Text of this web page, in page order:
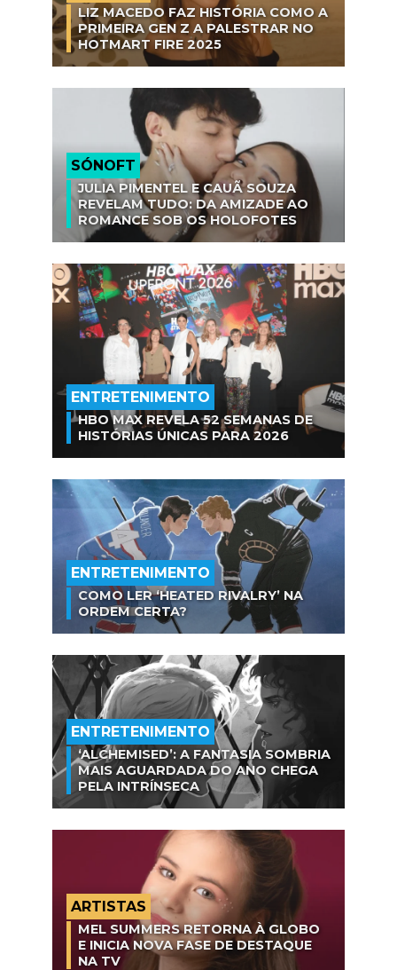
LIZ MACEDO FAZ HISTÓRIA COMO A
PRIMEIRA GEN Z A PALESTRAR NO
HOTMART FIRE 2025
SÓNOFT
JULIA PIMENTEL E CAUÃ SOUZA
REVELAM TUDO: DA AMIZADE AO
ROMANCE SOB OS HOLOFOTES
ENTRETENIMENTO
HBO MAX REVELA 52 SEMANAS DE
HISTÓRIAS ÚNICAS PARA 2026
ENTRETENIMENTO
COMO LER ‘HEATED RIVALRY’ NA
ORDEM CERTA?
ENTRETENIMENTO
‘ALCHEMISED’: A FANTASIA SOMBRIA
MAIS AGUARDADA DO ANO CHEGA
PELA INTRÍNSECA
ARTISTAS
MEL SUMMERS RETORNA À GLOBO
E INICIA NOVA FASE DE DESTAQUE
NA TV